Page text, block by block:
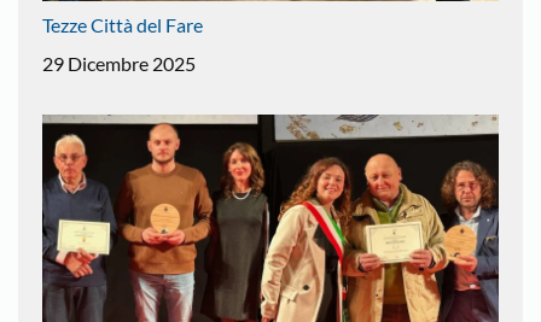
Tezze Città del Fare
29 Dicembre 2025